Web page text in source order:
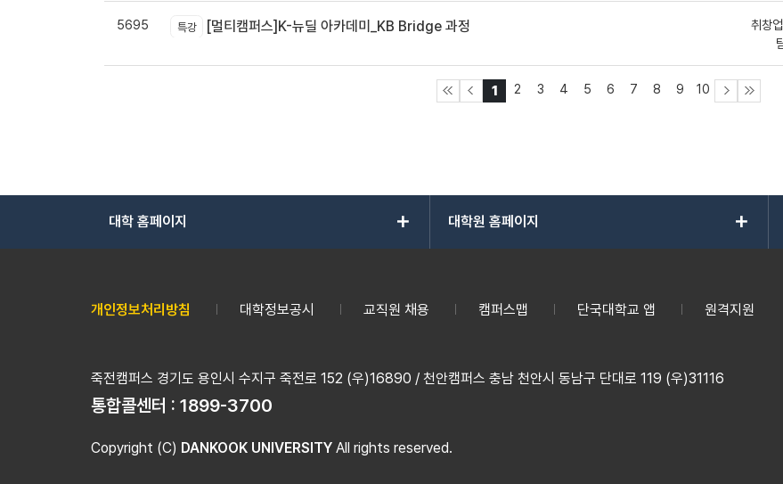
5695 특강 [멀티캠퍼스]K-뉴딜 아카데미_KB Bridge 과정
취창
1 2 3 4 5 6 7 8 9 10
대학 홈페이지 add 대학원 홈페이지 add
개인정보처리방침 대학정보공시 교직원 채용 캠퍼스맵 단국대학교 앱 원격지원
죽전캠퍼스 경기도 용인시 수지구 죽전로 152 (우)16890 / 천안캠퍼스 충남 천안시 동남구 단대로 119 (우)31116
통합콜센터 : 1899-3700
Copyright (C) DANKOOK UNIVERSITY All rights reserved.